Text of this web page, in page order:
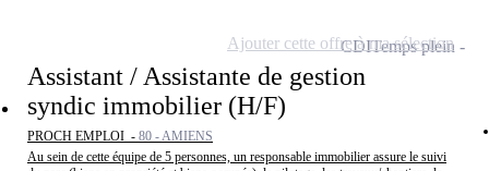
Assistant / Assistante de gestion
syndic immobilier (H/F)
PROCH EMPLOI - 80 - AMIENS
Au sein de cette équipe de 5 personnes, un responsable immobilier assure le suivi
CDITemps plein
Ajouter cette offre à ma sélection